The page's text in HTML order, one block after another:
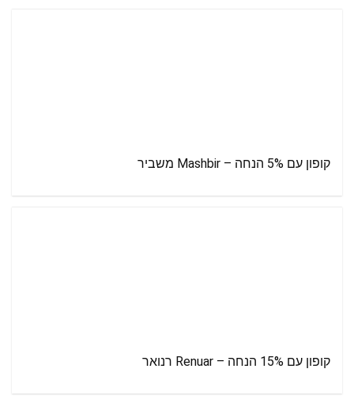
קופון עם 5% הנחה – Mashbir משביר
קופון עם 15% הנחה – Renuar רנואר